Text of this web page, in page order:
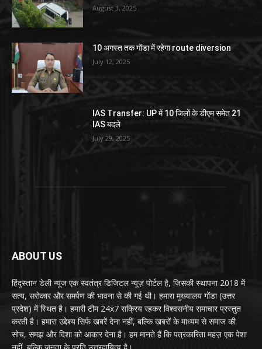
August 3, 2025
10 अगस्त तक गोंडा में रहेगा route diversion
July 12, 2025
IAS Transfer: UP में 10 जिलों के डीएम समेत 21
IAS बदले
July 29, 2025
ABOUT US
हिंदुस्तान डेली न्यूज एक स्वतंत्र डिजिटल न्यूज़ पोर्टल है, जिसकी स्थापना 2018 में
सत्य, सरोकार और समर्पण की भावना से की गई थी। हमारा मुख्यालय गोंडा (उत्तर
प्रदेश) में स्थित है। हमारी टीम 24x7 सक्रिय रहकर विश्वसनीय समाचार प्रस्तुत
करती है। हमारा उद्देश्य सिर्फ खबरें देना नहीं, बल्कि खबरों के माध्यम से समाज की
सोच, समझ और दिशा को आकार देना है। हम मानते हैं कि पत्रकारिता महज़ एक पेशा
नहीं, बल्कि जनता के प्रति उत्तरदायित्व है।